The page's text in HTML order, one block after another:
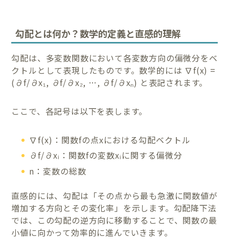
勾配とは何か？数学的定義と直感的理解
勾配は、多変数関数において各変数方向の偏微分をベ
クトルとして表現したものです。数学的には ∇f(x) =
(∂f/∂x₁, ∂f/∂x₂, …, ∂f/∂xₙ) と表記されます。
ここで、各記号は以下を表します。
∇f(x)：関数fの点xにおける勾配ベクトル
∂f/∂xᵢ：関数fの変数xᵢに関する偏微分
n：変数の総数
直感的には、勾配は「その点から最も急激に関数値が
増加する方向とその変化率」を示します。勾配降下法
では、この勾配の逆方向に移動することで、関数の最
小値に向かって効率的に進んでいきます。